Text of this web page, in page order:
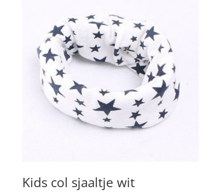
Kids col sjaaltje wit